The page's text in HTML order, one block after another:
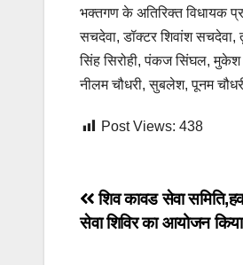
भक्तगण के अतिरिक्त विधायक
सचदेवा, डॉक्टर शिवांश सचदेवा,
सिंह सिरोही, पंकज सिंघल, मुकेश
नीलम चौधरी, सुबलेश, पूनम
Post Views: 438
Post
शिव कावड सेवा
सेवा शिविर का आयोजन किया